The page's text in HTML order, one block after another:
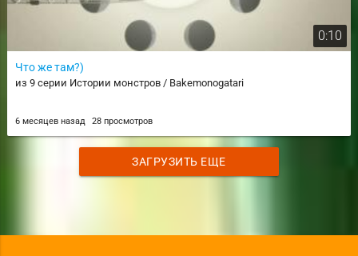
0:10
Что же там?)
из 9 серии Истории монстров / Bakemonogatari
6 месяцев назад 28 просмотров
ЗАГРУЗИТЬ ЕЩЕ